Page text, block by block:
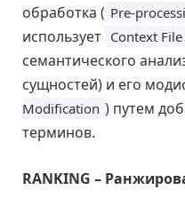
обработка ( Pre-
использует Context File
семантического
сущностей) и его
Modification ) путем
терминов.
RANKING –